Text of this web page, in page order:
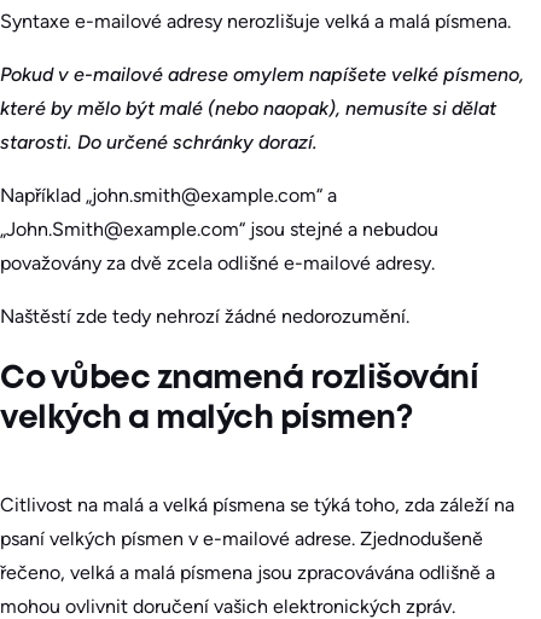
Syntaxe e-mailové adresy nerozlišuje velká a malá písmena.
Pokud v e-mailové adrese omylem napíšete velké písmeno,
které by mělo být malé (nebo naopak), nemusíte si dělat
starosti. Do určené schránky dorazí.
Například „john.smith@example.com“ a
„John.Smith@example.com“ jsou stejné a nebudou
považovány za dvě zcela odlišné e-mailové adresy.
Naštěstí zde tedy nehrozí žádné nedorozumění.
Co vůbec znamená rozlišování
velkých a malých písmen?
Citlivost na malá a velká písmena se týká toho, zda záleží na
psaní velkých písmen v e-mailové adrese. Zjednodušeně
řečeno, velká a malá písmena jsou zpracovávána odlišně a
mohou ovlivnit doručení vašich elektronických zpráv.